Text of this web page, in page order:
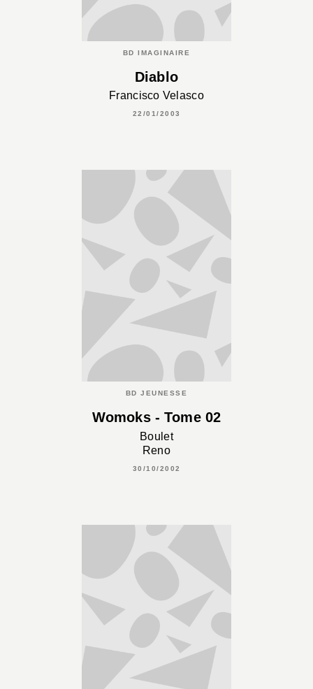
BD IMAGINAIRE
Diablo
Francisco Velasco
22/01/2003
BD JEUNESSE
Womoks - Tome 02
Boulet
Reno
30/10/2002